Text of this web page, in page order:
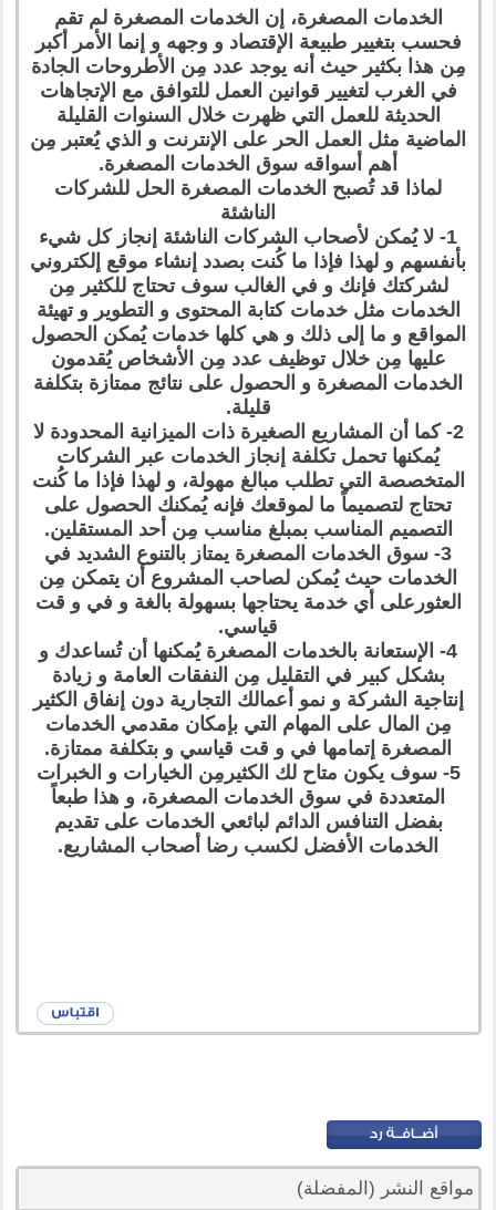
الخدمات المصغرة، إن الخدمات المصغرة لم تقم
فحسب بتغيير طبيعة الإقتصاد و وجهه و إنما الأمر أكبر
مِن هذا بكثير حيث أنه يوجد عدد مِن الأطروحات الجادة
في الغرب لتغيير قوانين العمل للتوافق مع الإتجاهات
الحديثة للعمل التي ظهرت خلال السنوات القليلة
الماضية مثل العمل الحر على الإنترنت و الذي يُعتبر مِن
أهم أسواقه سوق الخدمات المصغرة.
لماذا قد تُصبح الخدمات المصغرة الحل للشركات
الناشئة
1- لا يُمكن لأصحاب الشركات الناشئة إنجاز كل شيء
بأنفسهم و لهذا فإذا ما كُنت بصدد إنشاء موقع إلكتروني
لشركتك فإنك و في الغالب سوف تحتاج للكثير مِن
الخدمات مثل خدمات كتابة المحتوى و التطوير و تهيئة
المواقع و ما إلى ذلك و هي كلها خدمات يُمكن الحصول
عليها مِن خلال توظيف عدد مِن الأشخاص يُقدمون
الخدمات المصغرة و الحصول على نتائج ممتازة بتكلفة
قليلة.
2- كما أن المشاريع الصغيرة ذات الميزانية المحدودة لا
يُمكنها تحمل تكلفة إنجاز الخدمات عبر الشركات
المتخصصة التي تطلب مبالغ مهولة، و لهذا فإذا ما كُنت
تحتاج لتصميماً ما لموقعك فإنه يُمكنك الحصول على
التصميم المناسب بمبلغ مناسب مِن أحد المستقلين.
3- سوق الخدمات المصغرة يمتاز بالتنوع الشديد في
الخدمات حيث يُمكن لصاحب المشروع أن يتمكن مِن
العثورعلى أي خدمة يحتاجها بسهولة بالغة و في و قت
قياسي.
4- الإستعانة بالخدمات المصغرة يُمكنها أن تُساعدك و
بشكل كبير في التقليل مِن النفقات العامة و زيادة
إنتاجية الشركة و نمو أعمالك التجارية دون إنفاق الكثير
مِن المال على المهام التي بإمكان مقدمي الخدمات
المصغرة إتمامها في و قت قياسي و بتكلفة ممتازة.
5- سوف يكون متاح لك الكثيرمِن الخيارات و الخبرات
المتعددة في سوق الخدمات المصغرة، و هذا طبعاً
بفضل التنافس الدائم لبائعي الخدمات على تقديم
الخدمات الأفضل لكسب رضا أصحاب المشاريع.
مواقع النشر (المفضلة)